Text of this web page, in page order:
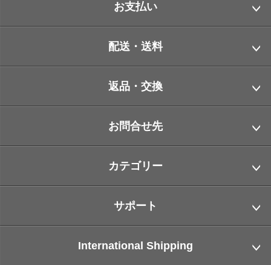
お支払い
配送・送料
返品・交換
お問合せ先
カテゴリー
サポート
International Shipping